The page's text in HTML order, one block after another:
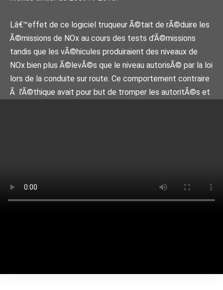
Lâ€™effet de ce logiciel truqueur Ã©tait de rÃ©duire les
Ã©missions de NOx au cours des tests d'Ã©missions
tandis que les vÃ©hicules produiraient des niveaux de
NOx bien plus Ã©levÃ©s que le niveau autorisÃ© par la loi
lors de la conduite sur route. Ce comportement contraire
Ã l'Ã©thique avait pour but de tromper les autoritÃ©s et
manipulation Ã©tait intentionnelle et systÃ©mique, et
que Volkswagen AG s'Ã©tait livrÃ©e Ã des pratiques